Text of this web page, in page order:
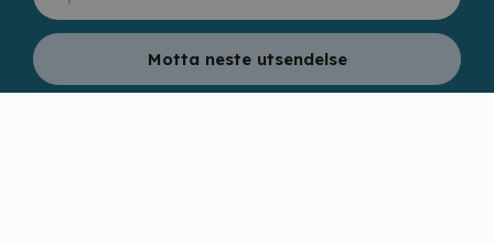
Motta neste utsendelse